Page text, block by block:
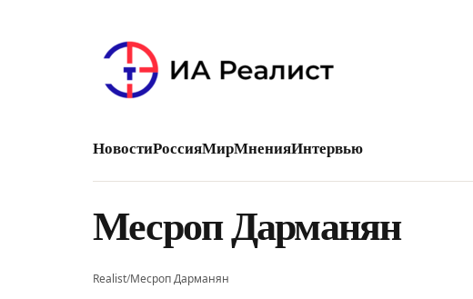
НовостиРоссияМирМненияИнтервью
Месроп Дарманян
Realist/Месроп Дарманян